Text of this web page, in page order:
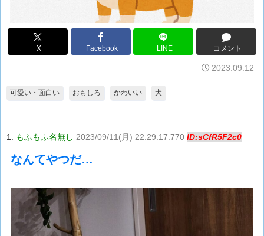
X Facebook LINE コメント
2023.09.12
可愛い・面白い おもしろ かわいい 犬
1: もふもふ名無し 2023/09/11(月) 22:29:17.770 ID:sCfR5F2c0
なんてやつだ…